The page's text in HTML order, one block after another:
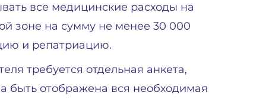
все медицинские расходы на
зоне на сумму не менее 30 000
и репатриацию.
требуется отдельная анкета,
быть отображена вся необходимая